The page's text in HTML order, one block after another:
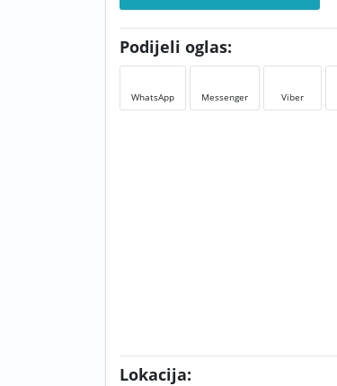
Podijeli oglas:
WhatsApp Messenger Viber
Lokacija: